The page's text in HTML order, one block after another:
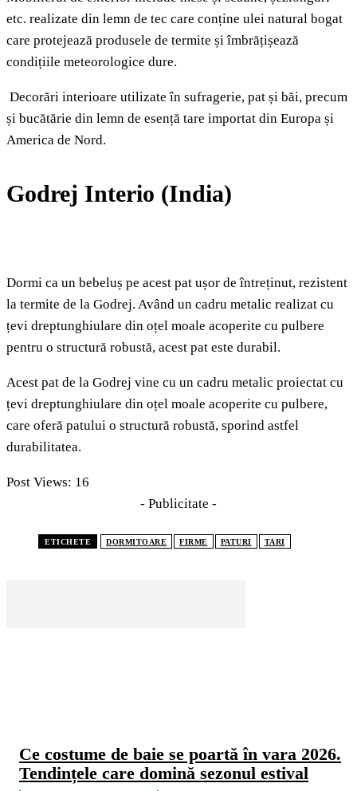
Ce costume de baie se poartă în vara 2026.
Tendințele care domină sezonul estival
etc. realizate din lemn de tec care conține ulei natural bogat
care protejează produsele de termite și îmbrățișează
condițiile meteorologice dure.
Decorări interioare utilizate în sufragerie, pat și băi, precum
și bucătărie din lemn de esență tare importat din Europa și
America de Nord.
Godrej Interio (India)
Dormi ca un bebeluș pe acest pat ușor de întreținut, rezistent
la termite de la Godrej. Având un cadru metalic realizat cu
țevi dreptunghiulare din oțel moale acoperite cu pulbere
pentru o structură robustă, acest pat este durabil.
Acest pat de la Godrej vine cu un cadru metalic proiectat cu
țevi dreptunghiulare din oțel moale acoperite cu pulbere,
care oferă patului o structură robustă, sporind astfel
durabilitatea.
Post Views: 16
- Publicitate -
ETICHETE DORMITOARE FIRME PATURI TARI